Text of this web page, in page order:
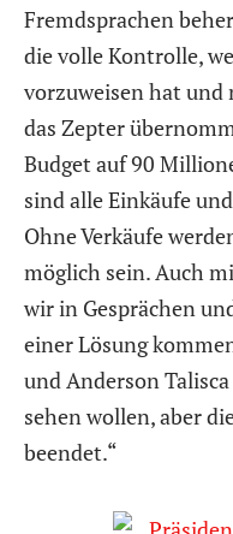
Fremdsprachen
die volle Kontrolle,
vorzuweisen hat und
das Zepter
Budget auf 90
sind alle Einkäufe
Ohne Verkäufe
möglich sein. Auch
wir in Gesprächen
einer Lösung
und Anderson
sehen wollen, aber
beendet.“